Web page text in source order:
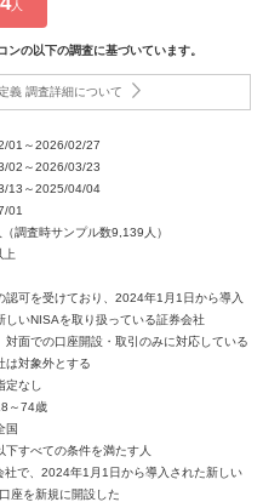
人
の以下の調査に基づいています。
義 調査詳細について
01～2026/02/27
02～2026/03/23
13～2025/04/04
01
調査時サンプル数9,139人）
上
認可を受けており、2024年1月1日から導入
しいNISAを取り扱っている証券会社
対面での口座開設・取引のみに対応している
は対象外とする
なし
～74歳
国
下すべての条件を満たす人
社で、2024年1月1日から導入された新しい
座を新規に開設した